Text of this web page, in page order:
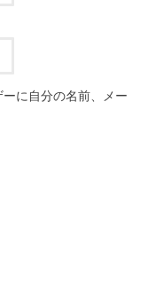
に自分の名前、メー